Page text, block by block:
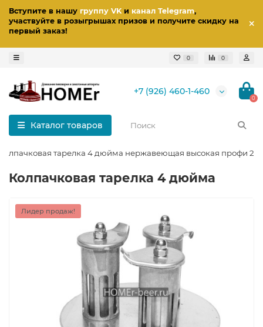
Вступите в нашу группу VKи канал Telegram,
участвуйте в розыгрышах призов и получите скидку на
первый заказ!
0 0
+7 (926) 460-1-460
0
Каталог товаров
тарелка 4 дюйма нержавеющая высокая профи 2 в
Колпачковая тарелка 4 дюйма
Лидер продаж!